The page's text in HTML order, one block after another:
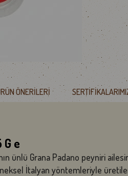
ÖNERILERI
e
ünlü Grana Padano peyniri
İtalyan yöntemleriyle